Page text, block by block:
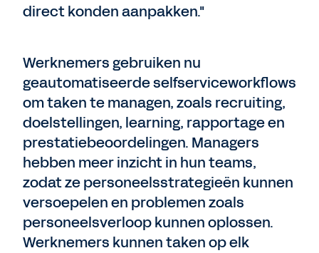
direct konden aanpakken."
Werknemers gebruiken nu
geautomatiseerde selfserviceworkflows
om taken te managen, zoals recruiting,
doelstellingen, learning, rapportage en
prestatiebeoordelingen. Managers
hebben meer inzicht in hun teams,
zodat ze personeelsstrategieën kunnen
versoepelen en problemen zoals
personeelsverloop kunnen oplossen.
Werknemers kunnen taken op elk